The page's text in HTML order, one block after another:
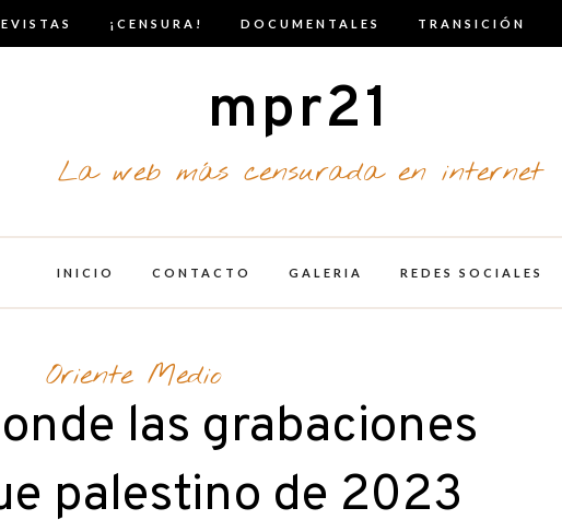
¡CENSURA! DOCUMENTALES TRANSICIÓN
mpr21
La web más censurada en internet
INICIO CONTACTO GALERIA REDES SOCIALES
Oriente Medio
las grabaciones
palestino de 2023